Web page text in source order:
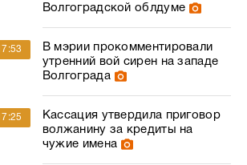
Волгоградской облдуме
В мэрии прокомментировали
утренний вой сирен на западе
Волгограда
Кассация утвердила приговор
волжанину за кредиты на
чужие имена